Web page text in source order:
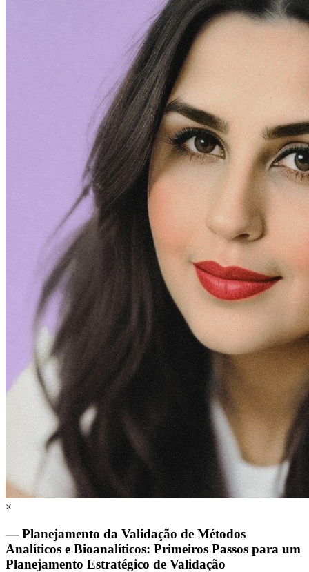
×
— Planejamento da Validação de Métodos
Analíticos e Bioanalíticos: Primeiros Passos para um
Planejamento Estratégico de Validação